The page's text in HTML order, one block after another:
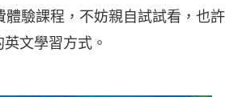
體驗課程，不妨親自試試看，也許
文學習方式。